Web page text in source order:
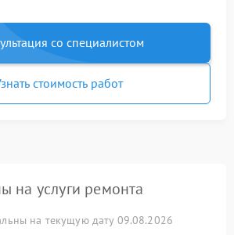
со специалистом
стоимость работ
на услуги ремонта
на текущую дату 09.08.2026